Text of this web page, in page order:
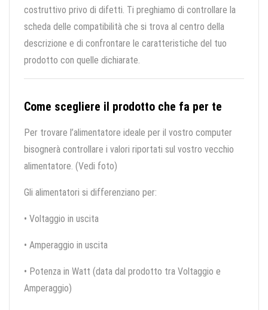
costruttivo privo di difetti. Ti preghiamo di controllare la
scheda delle compatibilità che si trova al centro della
descrizione e di confrontare le caratteristiche del tuo
prodotto con quelle dichiarate.
Come scegliere il prodotto che fa per te
Per trovare l’alimentatore ideale per il vostro computer
bisognerà controllare i valori riportati sul vostro vecchio
alimentatore. (Vedi foto)
Gli alimentatori si differenziano per:
• Voltaggio in uscita
• Amperaggio in uscita
• Potenza in Watt (data dal prodotto tra Voltaggio e
Amperaggio)